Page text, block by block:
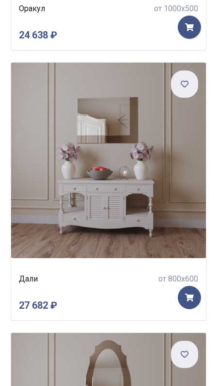
Оракул от 1000x500
24 638 ₽
Дали от 800x600
27 682 ₽